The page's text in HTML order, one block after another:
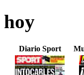
hoy
Diario Sport